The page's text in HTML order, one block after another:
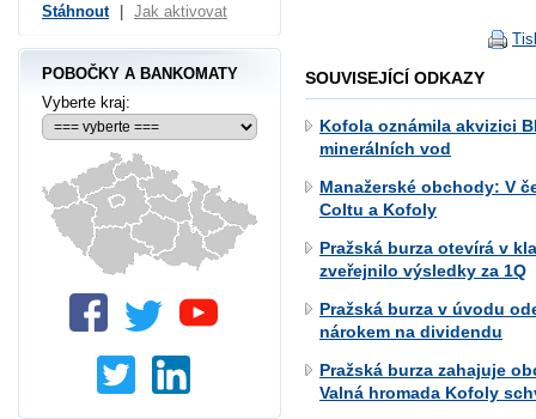
SOUVISEJÍCÍ ODKAZY
Kofola oznámila akvizici
minerálních vod
Manažerské obchody: V
Coltu a Kofoly
Pražská burza otevírá v
zveřejnilo výsledky za 1Q
Pražská burza v úvodu
nárokem na dividendu
Pražská burza zahajuje
Valná hromada Kofoly
Stáhnout Jak aktivovat
POBOČKY A BANKOMATY
Vyberte kraj: